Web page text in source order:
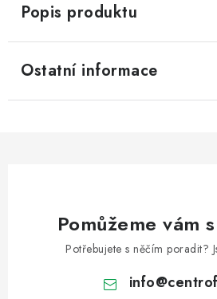
Popis produktu
Ostatní informace
Pomůžeme vám
Potřebujete s něčím poradit?
info@